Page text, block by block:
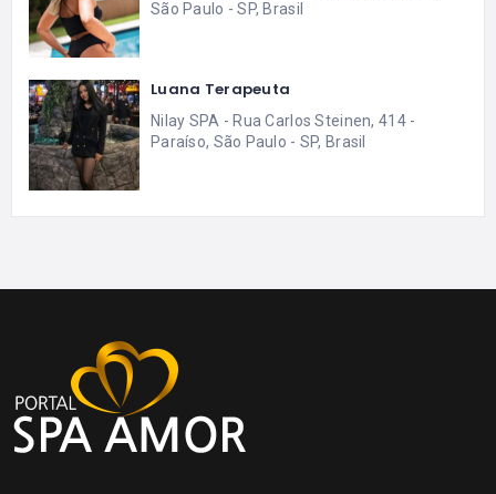
São Paulo - SP, Brasil
Luana Terapeuta
Nilay SPA - Rua Carlos Steinen, 414 -
Paraíso, São Paulo - SP, Brasil